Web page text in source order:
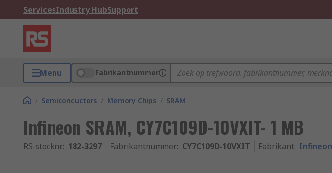
ServicesIndustry HubSupport
Menu Fabrikantnummer
/ Semiconductors / Memory Chips / SRAM
Infineon SRAM, CY7C109D-10VXIT- 1 MB
RS-stocknr.: 182-3297 Fabrikantnummer: CY7C109D-10VXIT Fabrikant: Infineon